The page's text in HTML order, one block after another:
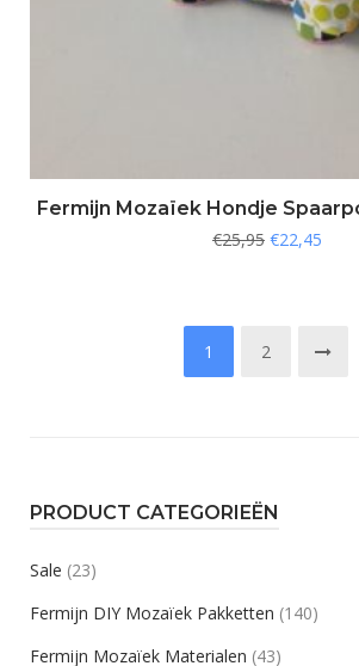
Fermijn Mozaïek Hondje
€25,95 €22,45
1 2
PRODUCT CATEGORIEËN
Sale (23)
Fermijn DIY Mozaïek Pakketten (140)
Fermijn Mozaïek Materialen (43)